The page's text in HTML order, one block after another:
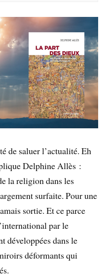
de saluer l’actualité. Eh
Delphine Allès :
la religion dans les
surfaite. Pour une
sortie. Et ce parce
par le
développées dans le
déformants qui